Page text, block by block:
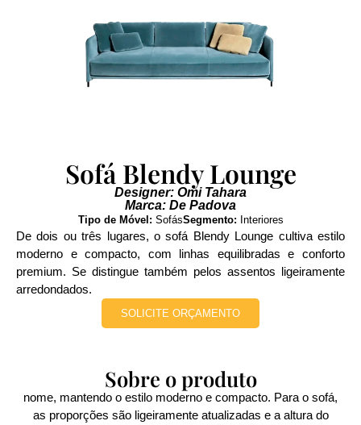
Sofá Blendy Lounge
Designer: Omi Tahara
Marca: De Padova
Tipo de Móvel: SofásSegmento: Interiores
De dois ou três lugares, o sofá Blendy Lounge cultiva estilo
moderno e compacto, com linhas equilibradas e conforto
premium. Se distingue também pelos assentos ligeiramente
arredondados.
SOLICITE ORÇAMENTO
Sobre o produto
nome, mantendo o estilo moderno e compacto. Para o sofá,
as proporções são ligeiramente atualizadas e a altura do